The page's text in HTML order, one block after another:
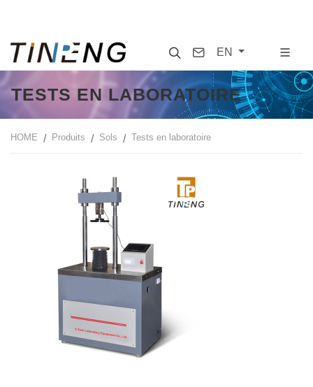
SearchContact
EN
TESTS EN LABORATOIRE
HOME Produits Sols Tests en laboratoire